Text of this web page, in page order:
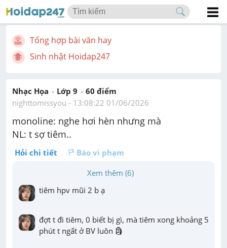
Tổng hợp bài văn hay
Sinh nhật Hoidap247
Nhạc Họa Lớp 9 60 điểm
nighttomissyou - 13:08:22 01/06/2026
monoline: nghe hơi hèn nhưng mà
NL: t sợ tiêm..
Hỏi chi tiết
Báo vi phạm
Xem thêm (6)
tiêm hpv mũi 2 b ạ
đợt t đi tiêm, 0 biết bị gì, mà tiêm xong khoảng 5
phút t ngất ở BV luôn 🗿